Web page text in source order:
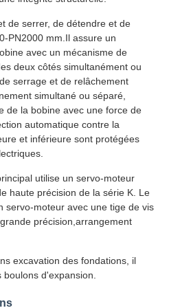
extrusion
de serrer, de détendre et de
PN2000 mm.Il assure un
avec un mécanisme de
deux côtés simultanément ou
serrage et de relâchement
simultané ou séparé,
de la bobine avec une force de
automatique contre la
et inférieure sont protégées
utilise un servo-moteur
haute précision de la série K. Le
servo-moteur avec une tige de vis
précision,arrangement
excavation des fondations, il
d'expansion.